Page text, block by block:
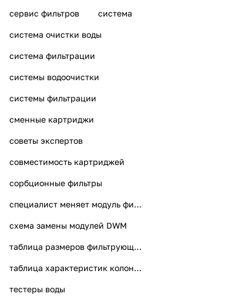
сервис фильтров система
система очистки воды
система фильтрации
системы водоочистки
системы фильтрации
сменные картриджи
советы экспертов
совместимость картриджей
сорбционные фильтры
специалист меняет модуль фильтра
схема замены модулей DWM
таблица размеров фильтрующих колонн
таблица характеристик колонных систем
тестеры воды